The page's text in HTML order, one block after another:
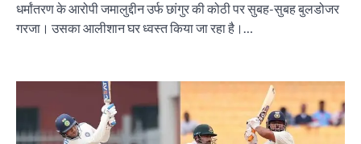
धर्मांतरण के आरोपी जमालुद्दीन उर्फ छांगुर की कोठी पर सुबह-सुबह बुलडोजर
गरजा। उसका आलीशान घर ध्वस्त किया जा रहा है।…